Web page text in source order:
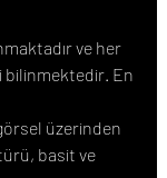
ve her
bilinmektedir. En
üzerinden
basit ve